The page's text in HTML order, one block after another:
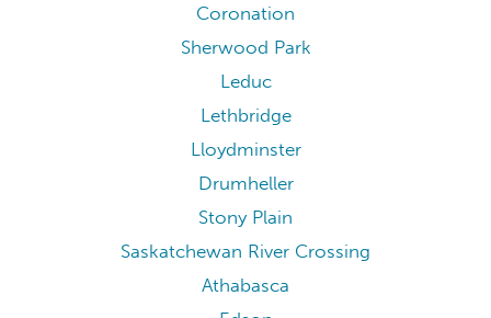
Coronation
Sherwood Park
Leduc
Lethbridge
Lloydminster
Drumheller
Stony Plain
Saskatchewan River Crossing
Athabasca